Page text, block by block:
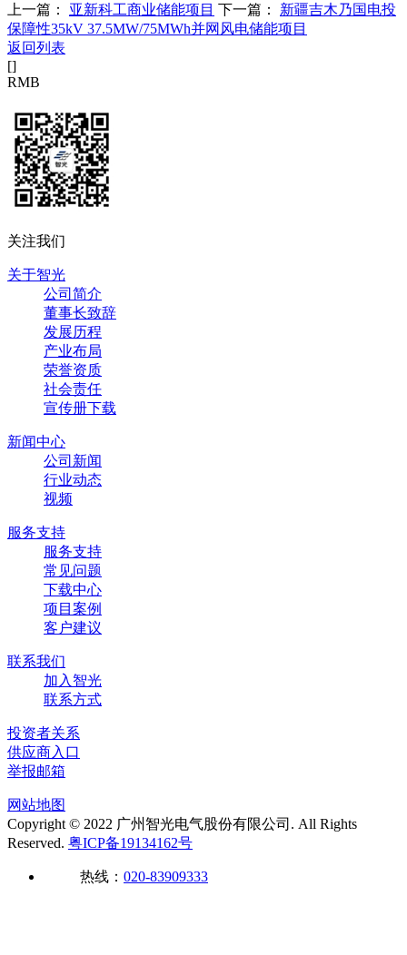
上一篇： 亚新科工商业储能项目 下一篇： 新疆吉木乃国电投
保障性35kV 37.5MW/75MWh并网风电储能项目
返回列表
[]
RMB
关注我们
关于智光
公司简介
董事长致辞
发展历程
产业布局
荣誉资质
社会责任
宣传册下载
新闻中心
公司新闻
行业动态
视频
服务支持
服务支持
常见问题
下载中心
项目案例
客户建议
联系我们
加入智光
联系方式
投资者关系
供应商入口
举报邮箱
网站地图
Copyright © 2022 广州智光电气股份有限公司. All Rights
Reserved. 粤ICP备19134162号
热线： 020-83909333